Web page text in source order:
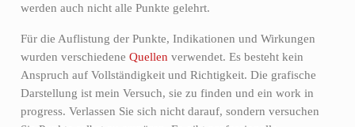
werden auch nicht alle Punkte gelehrt.
Für die Auflistung der Punkte, Indikationen und Wirkungen
wurden verschiedene Quellen verwendet. Es besteht kein
Anspruch auf Vollständigkeit und Richtigkeit. Die grafische
Darstellung ist mein Versuch, sie zu finden und ein work in
progress. Verlassen Sie sich nicht darauf, sondern versuchen